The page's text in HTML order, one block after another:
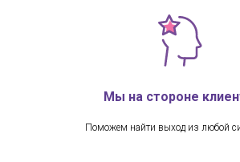
Мы на стороне
Поможем найти выход из любой